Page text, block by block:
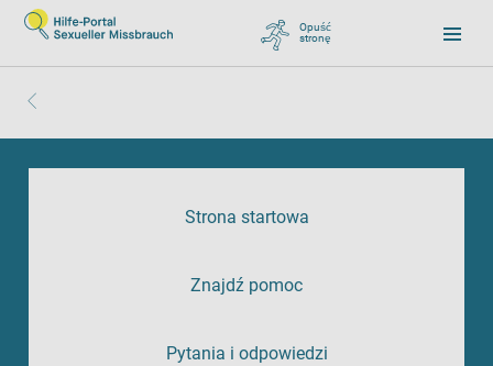
Opuść
stronę
Strona startowa
Znajdź pomoc
Pytania i odpowiedzi